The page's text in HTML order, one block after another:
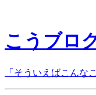
こうブロ
「そういえばこんな